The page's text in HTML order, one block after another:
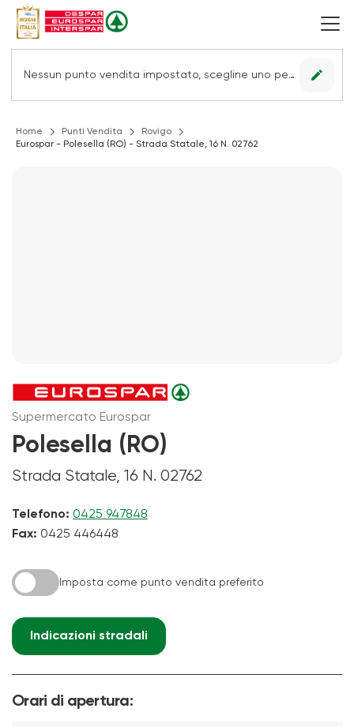
Nessun punto vendita impostato, scegline uno per vedere le offerte. edit
Home Punti Vendita
Rovigo
Eurospar - Polesella (RO) - Strada Statale, 16 N. 02762
Supermercato Eurospar
Polesella (RO)
Strada Statale, 16 N. 02762
Telefono: 0425 947848
Fax: 0425 446448
Imposta come punto vendita preferito
Indicazioni stradali
Orari di apertura: